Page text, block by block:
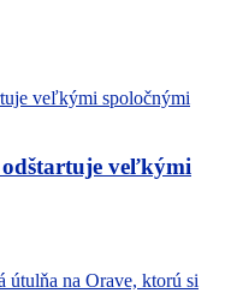
veľkými